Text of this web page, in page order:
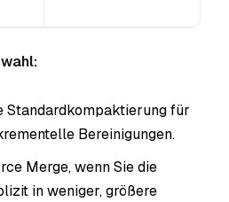
Standardkompaktierung für
Bereinigungen.
Merge, wenn Sie die
in weniger, größere